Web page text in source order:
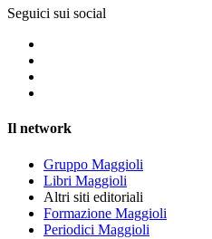
Seguici sui social
Il network
Gruppo Maggioli
Libri Maggioli
Altri siti editoriali
Formazione Maggioli
Periodici Maggioli